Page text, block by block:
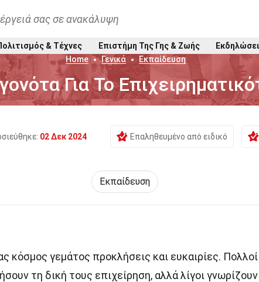
σας σε ανακάλυψη
& Τέχνες Επιστήμη Της Γης & Ζωής
Home
Γενικά Εκπαίδευση
Για Το
02 Δεκ 2024 Επαληθευμένο από ειδικό
Εκπαίδευση
κόσμος γεμάτος προκλήσεις και ευκαιρίες. Πολλοί
τη δική τους επιχείρηση, αλλά λίγοι γνωρίζουν